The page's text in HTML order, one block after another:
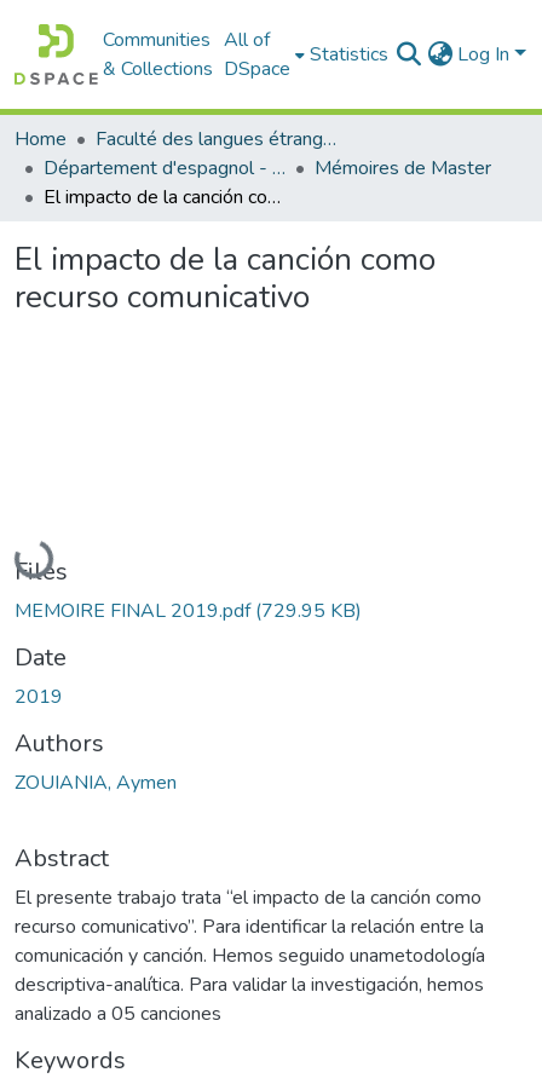
Communities
& Collections
All of
DSpace
Statistics Log In
Home
Faculté des langues étrangères
Département d'espagnol - قسم اللفة الإسبانية
Mémoires de Master
El impacto de la canción como recurso comunicativo
El impacto de la canción como
recurso comunicativo
Loading...
Files
MEMOIRE FINAL 2019.pdf(729.95 KB)
Date
2019
Authors
ZOUIANIA, Aymen
Abstract
El presente trabajo trata “el impacto de la canción como
recurso comunicativo”. Para identificar la relación entre la
comunicación y canción. Hemos seguido unametodología
descriptiva-analítica. Para validar la investigación, hemos
analizado a 05 canciones
Keywords